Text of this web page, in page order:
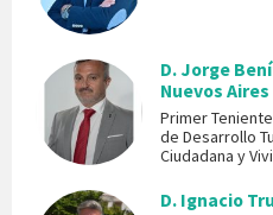
D. Jorge
Nuevos
Primer
de Desarrollo
Ciudadana y
D. Ignacio